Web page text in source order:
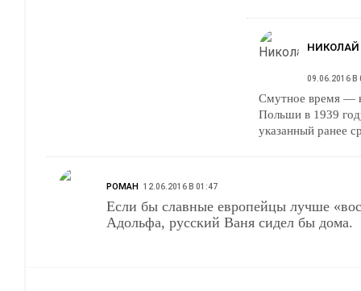
НИКОЛАЙ
09.06.2016 В
Смутное время —
Польши в 1939
указанный ранее
РОМАН 12.06.2016 В 01:47
Если бы славные европейцы лучше
Адольфа, русский Ваня сидел бы дома.